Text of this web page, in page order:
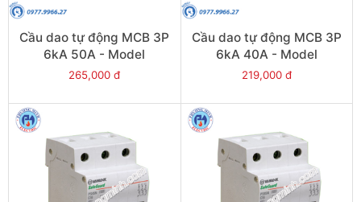
Cầu dao tự động MCB 3P
6kA 50A - Model
PS45S/C3050
265,000 đ
Cầu dao tự động MCB 3P
6kA 40A - Model
PS45S/C3040
219,000 đ